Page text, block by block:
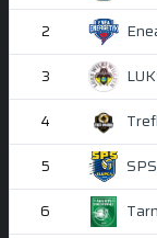
2
3
4
5
6